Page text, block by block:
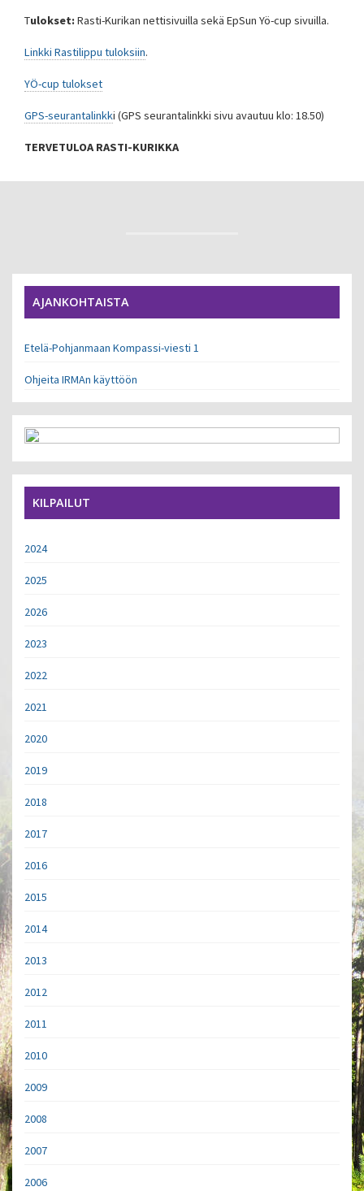
Tulokset:Rasti-Kurikan nettisivuilla sekä EpSun Yö-cup sivuilla.
Linkki Rastilippu tuloksiin.
YÖ-cup tulokset
GPS-seurantalinkki (GPS seurantalinkki sivu avautuu klo: 18.50)
TERVETULOA RASTI-KURIKKA
AJANKOHTAISTA
Etelä-Pohjanmaan Kompassi-viesti 1
Ohjeita IRMAn käyttöön
KILPAILUT
2024
2025
2026
2023
2022
2021
2020
2019
2018
2017
2016
2015
2014
2013
2012
2011
2010
2009
2008
2007
2006